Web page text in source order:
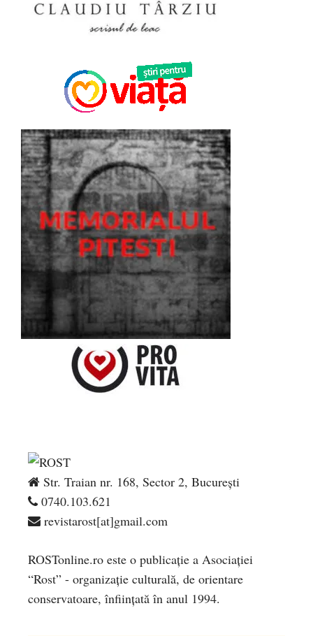
Str. Traian nr. 168, Sector 2, București
0740.103.621
revistarost[at]gmail.com
ROSTonline.ro este o publicaţie a Asociaţiei
“Rost” - organizaţie culturală, de orientare
conservatoare, înfiinţată în anul 1994.